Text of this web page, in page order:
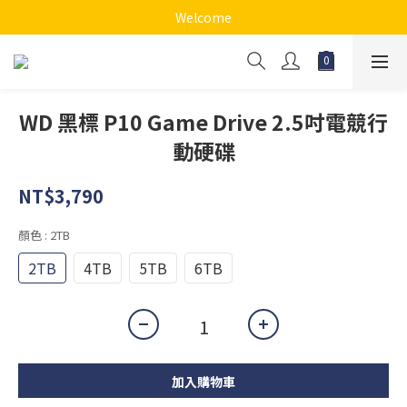
Welcome
WD 黑標 P10 Game Drive 2.5吋電競行
動硬碟
NT$3,790
顏色 : 2TB
2TB 4TB 5TB 6TB
加入購物車